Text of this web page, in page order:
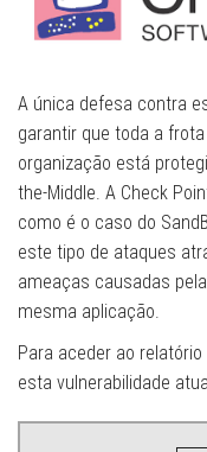
A única defesa contra
garantir que toda a
organização está
the-Middle. A Check
como é o caso do
este tipo de ataques
ameaças causadas
mesma aplicação.
Para aceder ao
esta vulnerabilidade